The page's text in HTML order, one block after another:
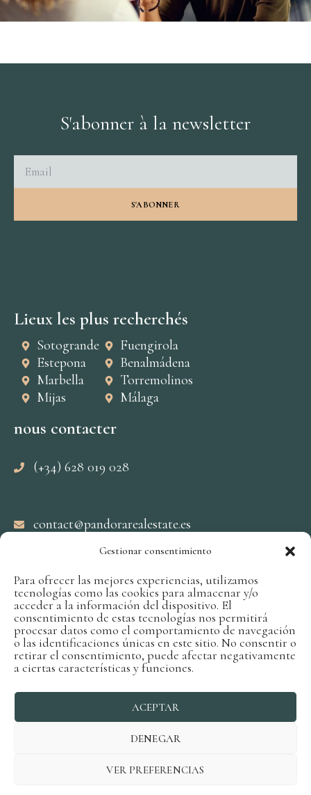
Gestionar consentimiento
Para ofrecer las mejores experiencias, utilizamos
tecnologías como las cookies para almacenar y/o
acceder a la información del dispositivo. El
consentimiento de estas tecnologías nos permitirá
procesar datos como el comportamiento de navegación
o las identificaciones únicas en este sitio. No consentir o
retirar el consentimiento, puede afectar negativamente
a ciertas características y funciones.
ACEPTAR
DENEGAR
VER PREFERENCIAS
S'abonner à la newsletter
S'ABONNER
Lieux les plus recherchés
Sotogrande
Estepona
Marbella
Mijas
Fuengirola
Benalmádena
Torremolinos
Málaga
nous contacter
(+34) 628 019 028
contact@pandorarealestate.es
Suivez-nous sur nos réseaux
Conditions générales d'utilisation
Politique de confidentialité
politique en matière de cookies